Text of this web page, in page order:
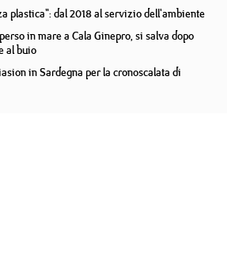
plastica": dal 2018 al servizio dell'ambiente
in mare a Cala Ginepro, si salva dopo
al buio
in Sardegna per la cronoscalata di